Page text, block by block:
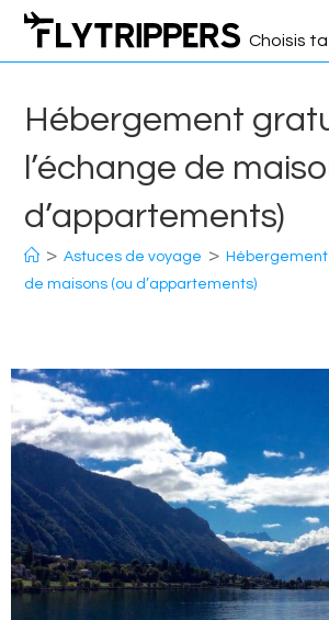
Aller
contenu
Choisis
Hébergement
l’échange de
d’appartements)
> Astuces de voyage >
de maisons (ou d’appartements)